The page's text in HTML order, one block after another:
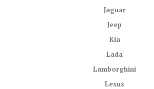
Jaguar
Jeep
Kia
Lada
Lamborghini
Lexus